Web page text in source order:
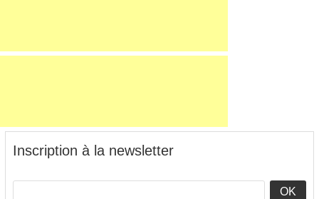
Inscription à la newsletter
OK